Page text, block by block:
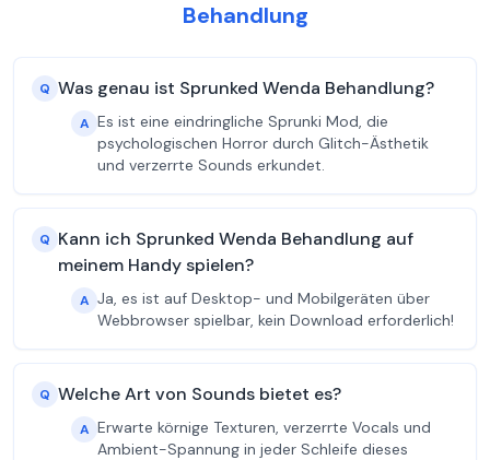
Behandlung
Q Was genau ist Sprunked Wenda Behandlung?
A Es ist eine eindringliche Sprunki Mod, die
psychologischen Horror durch Glitch-Ästhetik
und verzerrte Sounds erkundet.
Q Kann ich Sprunked Wenda Behandlung auf
meinem Handy spielen?
A Ja, es ist auf Desktop- und Mobilgeräten über
Webbrowser spielbar, kein Download erforderlich!
Q Welche Art von Sounds bietet es?
A Erwarte körnige Texturen, verzerrte Vocals und
Ambient-Spannung in jeder Schleife dieses